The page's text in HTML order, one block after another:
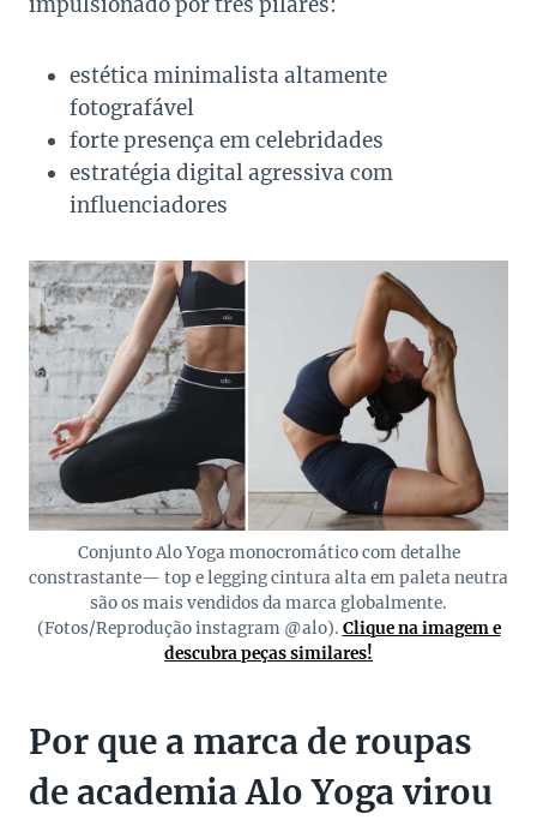
estética minimalista altamente
fotografável
forte presença em celebridades
estratégia digital agressiva com
influenciadores
Conjunto Alo Yoga monocromático com detalhe
constrastante— top e legging cintura alta em paleta neutra
são os mais vendidos da marca globalmente.
(Fotos/Reprodução instagram @alo). Clique na imagem e
descubra peças similares!
Por que a marca de roupas
de academia Alo Yoga virou